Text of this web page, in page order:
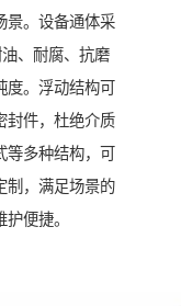
景。设备通体采
、耐腐、抗磨
。浮动结构可
封件，杜绝介质
多种结构，可
制，满足场景的
便捷。